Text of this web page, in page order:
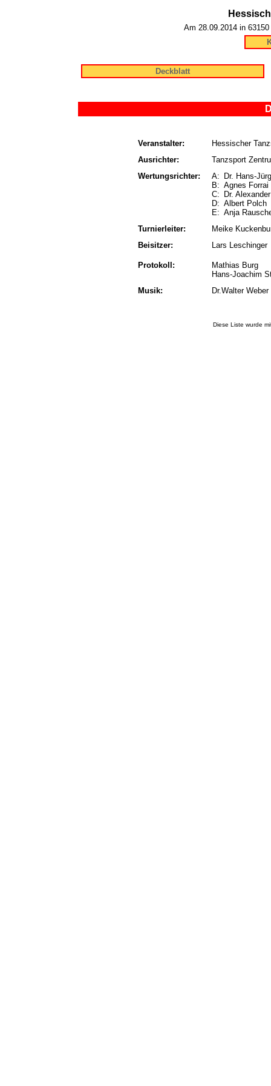
Am 28.09.2014 in
Deckblatt
Veranstalter:
Hessischer
Ausrichter:
Tanzsport
Wertungsrichter:
A:
B:
C:
D:
E:
Dr. Hans-
Agnes Forrai
Dr.
Albert Polch
Anja
Turnierleiter:
Meike
Beisitzer:
Lars Leschinger
Protokoll:
Mathias Burg
Hans-Joachim
Musik:
Dr.Walter Weber
Diese Liste wurde